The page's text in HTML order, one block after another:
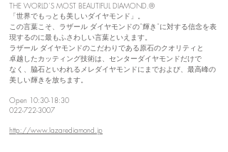
THE WORLD’S MOST BEAUTIFUL DIAMOND.®
「世界でもっとも美しいダイヤモンド」。
この言葉こそ、ラザール ダイヤモンドの”輝き”に対する信念を表
現するのに最もふさわしい言葉といえます。
ラザール ダイヤモンドのこだわりである原石のクオリティと
卓越したカッティング技術は、センターダイヤモンドだけで
なく、脇石といわれるメレダイヤモンドにまでおよび、最高峰の
美しい輝きを放ちます。
Open 10:30-18:30
022-722-3007
http://www.lazarediamond.jp